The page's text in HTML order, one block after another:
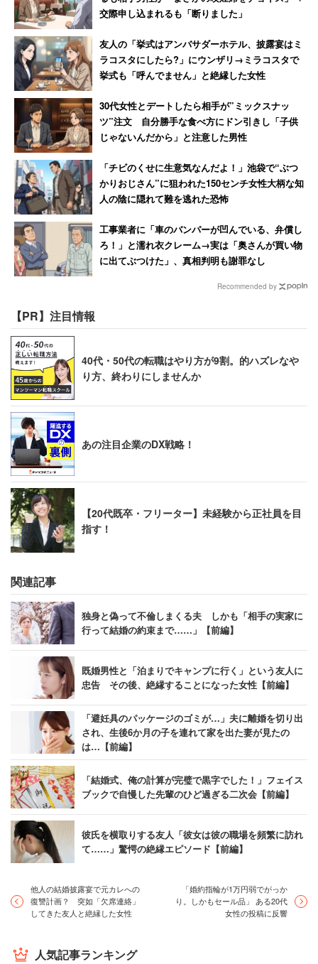
交際申し込まれるも「断りました」
友人の「挙式はアンバサダーホテル、披露宴はミ
ラコスタにしたら?」にウンザリ→ミラコスタで
挙式も「呼んでません」と絶縁した女性
30代女性とデートしたら相手が”ミックスナッ
ツ”注文 自分勝手な食べ方にドン引きし「子供
じゃないんだから」と注意した男性
「チビのくせに生意気なんだよ！」池袋で“ぶつ
かりおじさん”に狙われた150センチ女性大柄な知
人の陰に隠れて難を逃れた恐怖
工事業者に「車のバンパーが凹んでいる、弁償し
ろ！」と濡れ衣クレーム→実は「奥さんが買い物
に出てぶつけた」、真相判明も謝罪なし
Recommended by
【PR】注目情報
40代・50代の転職はやり方が9割。的ハズレなや
り方、終わりにしませんか
あの注目企業のDX戦略！
【20代既卒・フリーター】未経験から正社員を目
指す！
関連記事
独身と偽って不倫しまくる夫 しかも「相手の実家に
行って結婚の約束まで……」【前編】
既婚男性と「泊まりでキャンプに行く」という友人に
忠告 その後、絶縁することになった女性【前編】
「避妊具のパッケージのゴミが…」夫に離婚を切り出
され、生後6か月の子を連れて家を出た妻が見たの
は…【前編】
「結婚式、俺の計算が完璧で黒字でした！」フェイス
ブックで自慢した先輩のひど過ぎる二次会【前編】
彼氏を横取りする友人「彼女は彼の職場を頻繁に訪れ
て……」驚愕の絶縁エピソード【前編】
他人の結婚披露宴で元カレへの
復讐計画？ 突如「欠席連絡」
してきた友人と絶縁した女性
「婚約指輪が1万円弱でがっか
り。しかもセール品」 ある20代
女性の投稿に反響
人気記事ランキング